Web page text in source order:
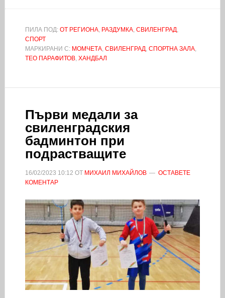
ПИЛА ПОД: ОТ РЕГИОНА, РАЗДУМКА, СВИЛЕНГРАД,
СПОРТ
МАРКИРАНИ С: МОМЧЕТА, СВИЛЕНГРАД, СПОРТНА ЗАЛА,
ТЕО ПАРАФИТОВ, ХАНДБАЛ
Първи медали за
свиленградския
бадминтон при
подрастващите
16/02/2023 10:12 ОТ МИХАИЛ МИХАЙЛОВ
ОСТАВЕТЕ
КОМЕНТАР